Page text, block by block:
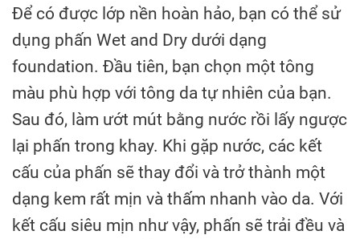
Để có được lớp nền hoàn hảo, bạn có thể sử
dụng phấn Wet and Dry dưới dạng
foundation. Đầu tiên, bạn chọn một tông
màu phù hợp với tông da tự nhiên của bạn.
Sau đó, làm ướt mút bằng nước rồi lấy ngược
lại phấn trong khay. Khi gặp nước, các kết
cấu của phấn sẽ thay đổi và trở thành một
dạng kem rất mịn và thấm nhanh vào da. Với
kết cấu siêu mịn như vậy, phấn sẽ trải đều và